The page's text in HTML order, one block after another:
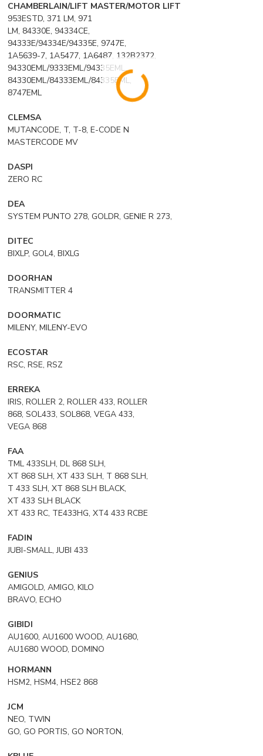
CHAMBERLAIN/LIFT MASTER/MOTOR LIFT
953ESTD, 371 LM, 971
LM, 84330E, 94334CE,
94333E/94334E/94335E, 9747E,
1A5639-7, 1A5477, 1A6487, 132B2372,
94330EML/9333EML/94335EML,
84330EML/84333EML/84335EML,
8747EML
CLEMSA
MUTANCODE, T, T-8, E-CODE N
MASTERCODE MV
DASPI
ZERO RC
DEA
SYSTEM PUNTO 278, GOLDR, GENIE R 273,
DITEC
BIXLP, GOL4, BIXLG
DOORHAN
TRANSMITTER 4
DOORMATIC
MILENY, MILENY-EVO
ECOSTAR
RSC, RSE, RSZ
ERREKA
IRIS, ROLLER 2, ROLLER 433, ROLLER
868, SOL433, SOL868, VEGA 433,
VEGA 868
FAA
TML 433SLH, DL 868 SLH,
XT 868 SLH, XT 433 SLH, T 868 SLH,
T 433 SLH, XT 868 SLH BLACK,
XT 433 SLH BLACK
XT 433 RC, TE433HG, XT4 433 RCBE
FADIN
JUBI-SMALL, JUBI 433
GENIUS
AMIGOLD, AMIGO, KILO
BRAVO, ECHO
GIBIDI
AU1600, AU1600 WOOD, AU1680,
AU1680 WOOD, DOMINO
HORMANN
HSM2, HSM4, HSE2 868
JCM
NEO, TWIN
GO, GO PORTIS, GO NORTON,